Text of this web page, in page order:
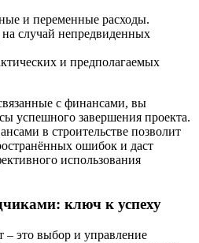
и переменные расходы.
случай непредвиденных
и предполагаемых
с финансами, вы
успешного завершения проекта.
в строительстве позволит
ошибок и даст
использования
ключ к успеху
это выбор и управление